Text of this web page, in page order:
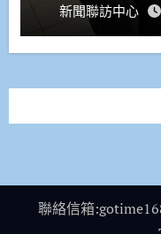
新聞聯訪中心
聯絡信箱